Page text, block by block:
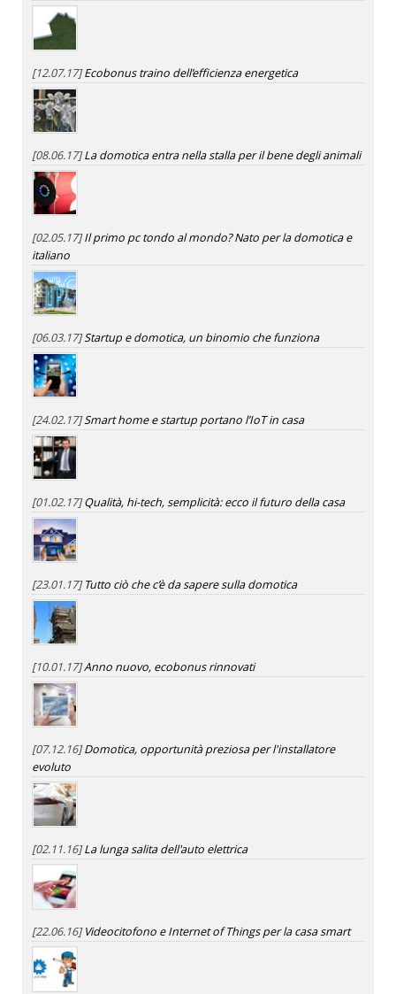
[12.07.17]Ecobonus traino dell’efficienza energetica
[08.06.17]La domotica entra nella stalla per il bene degli animali
[02.05.17]Il primo pc tondo al mondo? Nato per la domotica e
italiano
[06.03.17]Startup e domotica, un binomio che funziona
[24.02.17]Smart home e startup portano l’IoT in casa
[01.02.17]Qualità, hi-tech, semplicità: ecco il futuro della casa
[23.01.17]Tutto ciò che c’è da sapere sulla domotica
[10.01.17]Anno nuovo, ecobonus rinnovati
[07.12.16]Domotica, opportunità preziosa per l'installatore
evoluto
[02.11.16]La lunga salita dell'auto elettrica
[22.06.16]Videocitofono e Internet of Things per la casa smart